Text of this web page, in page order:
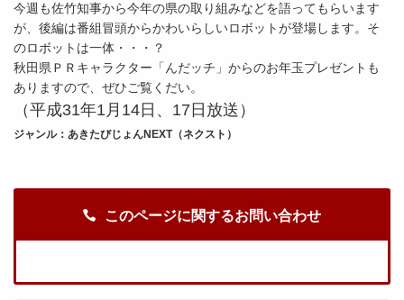
今週も佐竹知事から今年の県の取り組みなどを語ってもらいます
が、後編は番組冒頭からかわいらしいロボットが登場します。そ
のロボットは一体・・・？
秋田県ＰＲキャラクター「んだッチ」からのお年玉プレゼントも
ありますので、ぜひご覧くだい。
（平成31年1月14 日、17日放送）
ジャンル：あきたびじょんNEXT（ネクスト）
このページに関するお問い合わせ